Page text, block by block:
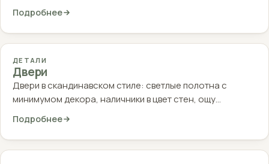
Подробнее
ДЕТАЛИ
Двери
Двери в скандинавском стиле: светлые полотна с
минимумом декора, наличники в цвет стен, ощу…
Подробнее